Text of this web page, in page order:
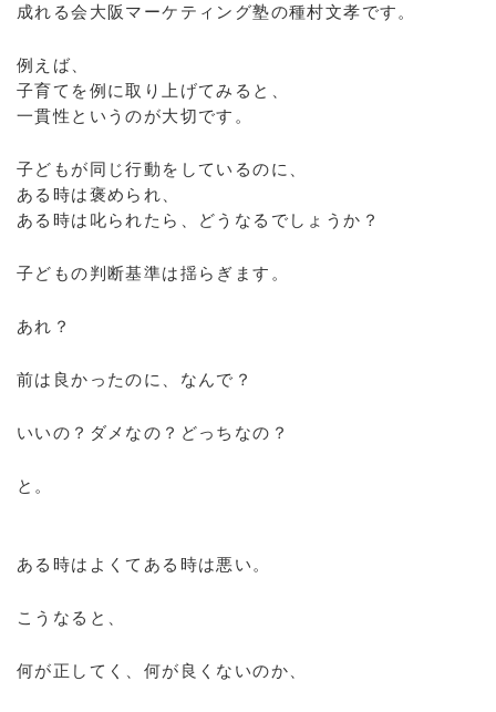
成れる会大阪マーケティング塾の種村文孝です。
例えば、
子育てを例に取り上げてみると、
一貫性というのが大切です。
子どもが同じ行動をしているのに、
ある時は褒められ、
ある時は叱られたら、どうなるでしょうか？
子どもの判断基準は揺らぎます。
あれ？
前は良かったのに、なんで？
いいの？ダメなの？どっちなの？
と。
ある時はよくてある時は悪い。
こうなると、
何が正してく、何が良くないのか、